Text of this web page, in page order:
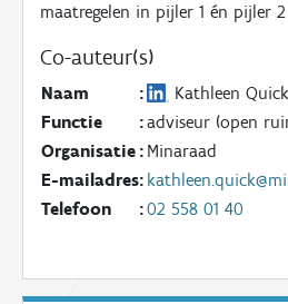
maatregelen in pijler 1 én pijler 2
Co-auteur(s)
:
Naam
Kathleen Quick
:
Functie
adviseur (open
:
Organisatie Minaraad
:
E-mailadres
:
Telefoon 02 558 01 40